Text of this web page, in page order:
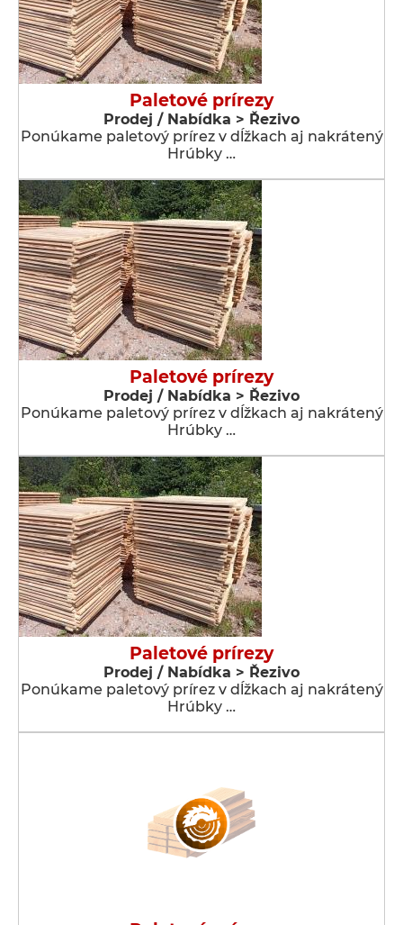
Paletové prírezy
Prodej / Nabídka > Řezivo
Ponúkame paletový prírez v dĺžkach aj nakrátený
Hrúbky …
Paletové prírezy
Prodej / Nabídka > Řezivo
Ponúkame paletový prírez v dĺžkach aj nakrátený
Hrúbky …
Paletové prírezy
Prodej / Nabídka > Řezivo
Ponúkame paletový prírez v dĺžkach aj nakrátený
Hrúbky …